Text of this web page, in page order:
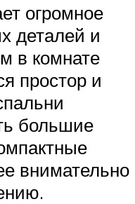
огромное
деталей и
в комнате
простор и
большие
внимательно